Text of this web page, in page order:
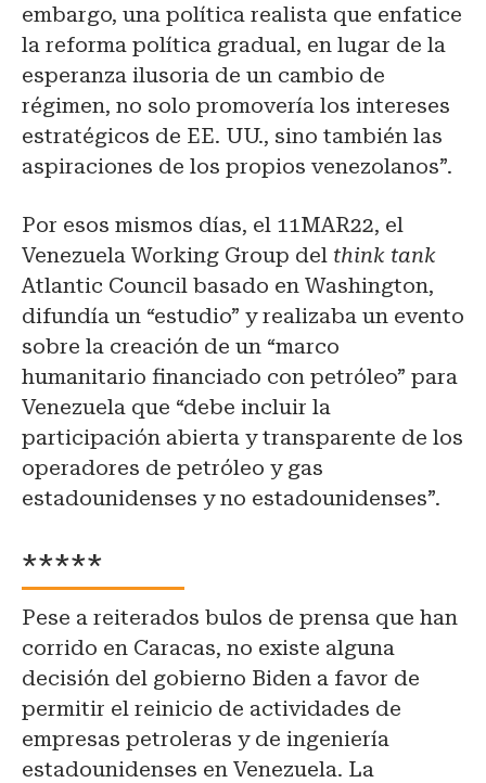
embargo, una política realista que enfatice
la reforma política gradual, en lugar de la
esperanza ilusoria de un cambio de
régimen, no solo promovería los intereses
estratégicos de EE. UU., sino también las
aspiraciones de los propios venezolanos”.
Por esos mismos días, el 11MAR22, el
Venezuela Working Group del think tank
Atlantic Council basado en Washington,
difundía un “estudio” y realizaba un evento
sobre la creación de un “marco
humanitario financiado con petróleo” para
Venezuela que “debe incluir la
participación abierta y transparente de los
operadores de petróleo y gas
estadounidenses y no estadounidenses”.
*****
Pese a reiterados bulos de prensa que han
corrido en Caracas, no existe alguna
decisión del gobierno Biden a favor de
permitir el reinicio de actividades de
empresas petroleras y de ingeniería
estadounidenses en Venezuela. La